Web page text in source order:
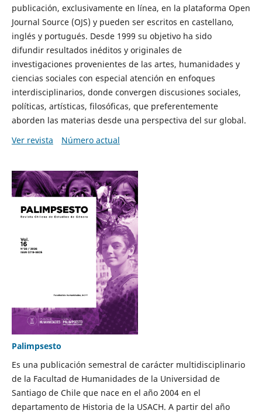
publicación, exclusivamente en línea, en la plataforma Open
Journal Source (OJS) y pueden ser escritos en castellano,
inglés y portugués. Desde 1999 su objetivo ha sido
difundir resultados inéditos y originales de
investigaciones provenientes de las artes, humanidades y
ciencias sociales con especial atención en enfoques
interdisciplinarios, donde convergen discusiones sociales,
políticas, artísticas, filosóficas, que preferentemente
aborden las materias desde una perspectiva del sur global.
Ver revista
Número actual
Palimpsesto
Es una publicación semestral de carácter multidisciplinario
de la Facultad de Humanidades de la Universidad de
Santiago de Chile que nace en el año 2004 en el
departamento de Historia de la USACH. A partir del año